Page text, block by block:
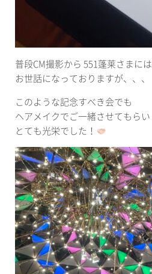
普段CM撮影から 551蓬莱さまには
お世話になっておりますが、、、
このような記念すべき会でも
ヘアメイクでご一緒させてもらい
とても光栄でした！